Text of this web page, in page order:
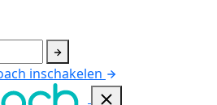
inschakelen